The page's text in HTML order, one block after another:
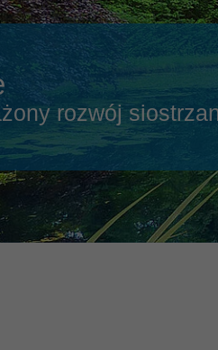
Japan (日本)
Lietuva
Magyarország
Malaysia
México
rozwój